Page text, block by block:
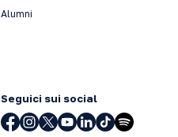
Alumni
Seguici sui social